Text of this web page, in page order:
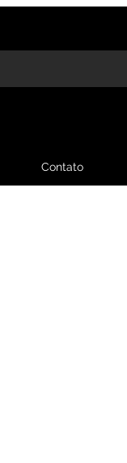
Contato